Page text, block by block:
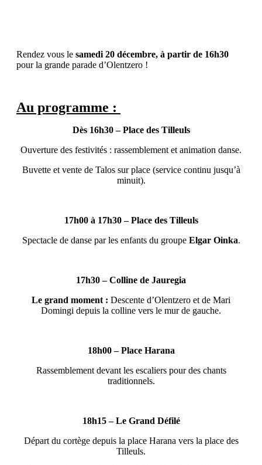
Rendez vous le samedi 20 décembre, à partir de 16h30
pour la grande parade d’Olentzero !
Au programme :
Dès 16h30 – Place des Tilleuls
Ouverture des festivités : rassemblement et animation danse.
Buvette et vente de Talos sur place (service continu jusqu’à
minuit).
17h00 à 17h30 – Place des Tilleuls
Spectacle de danse par les enfants du groupe Elgar Oinka.
17h30 – Colline de Jauregia
Le grand moment : Descente d’Olentzero et de Mari
Domingi depuis la colline vers le mur de gauche.
18h00 – Place Harana
Rassemblement devant les escaliers pour des chants
traditionnels.
18h15 – Le Grand Défilé
Départ du cortège depuis la place Harana vers la place des
Tilleuls.